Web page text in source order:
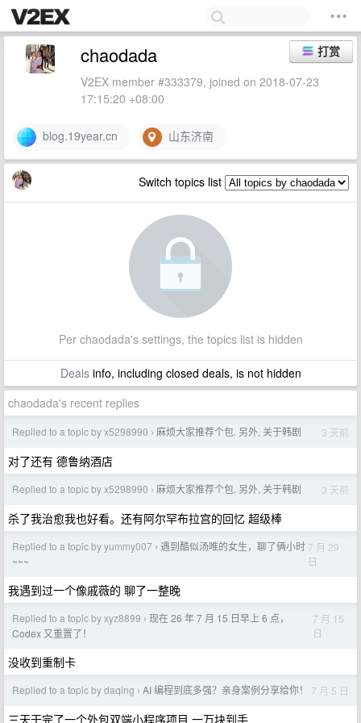
打赏
chaodada
V2EX member #333379, joined on 2018-07-23
17:15:20 +08:00
blog.19year.cn 山东济南
Switch topics list
Per chaodada's settings, the topics list is hidden
Dealsinfo, including closed deals, is not hidden
chaodada's recent replies
Replied to a topic by x5298990 › 麻烦大家推荐个包. 另外, 关于韩剧 3 天前
对了还有 德鲁纳酒店
Replied to a topic by x5298990 › 麻烦大家推荐个包. 另外, 关于韩剧 3 天前
杀了我治愈我也好看。还有阿尔罕布拉宫的回忆 超级棒
Replied to a topic by yummy007 › 遇到酷似汤唯的女生，聊了俩小时
~~~
7 月 29
日
我遇到过一个像戚薇的 聊了一整晚
Replied to a topic by xyz8899 › 现在 26 年 7 月 15 日早上 6 点，
Codex 又重置了！
7 月 15
日
没收到重制卡
Replied to a topic by daqing › AI 编程到底多强？亲身案例分享给你！ 7 月 5 日
三天干完了一个外包双端小程序项目 一万块到手